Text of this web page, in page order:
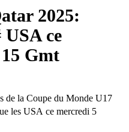
2025:
ce
Gmt
de la Coupe du Monde U17
les USA ce mercredi 5